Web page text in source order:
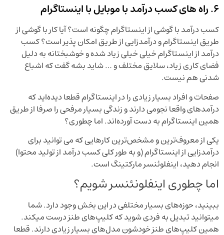
6. راه های کسب درآمد با موبایل با اینستاگرام
کسب درآمد با گوشی از اینستاگرام چگونه است؟ آیا کار با گوشی از
طریق اینستاگرام و درآمدزایی از طریق امکان پذیر است؟ کسب
درآمد از اینستاگرام خیلی خیلی زیاد شده و خوشبختانه به دلیل
فضای کاری زیاد، سلایق مختلف و … شاید بشه گفت که اشباع
شدنی هم نیست.
صفحات و افراد بسیار زیادی را در اینستاگرام قطعا دیده‌اید که
درآمدهای واقعا نجومی دارند و زندگی بسیار مرفحی را صرفا از طریق
همین اینستاگرام به دست آورده‌اند. اما چطوری؟
یکی از معروف‌ترین و مشخص‌ترین کارهایی که می توانید برای
درآمدزایی از اینستاگرام (و به طور کلی کسب درآمد از تولید محتوا)
انجام دهید، اینفلوئنسر مارکتینگ است.
اما چطوری اینفلونئنسر شویم؟
ببینید، حوزه‌های بسیار مختلفی در این بخش وجود دارد. شما
میتوانید تبدیل به فردی شوید که کلیپ‌های طنز درست میکند.
همین کلیپ‌های طنز خودشون مد‌ل‌های بسیار زیادی دارند. قطعا